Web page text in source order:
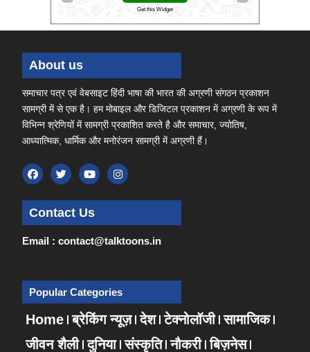
Get this Widget
About us
समाचार पत्र एवं वेबसाइट हिंदी भाषा की भारत की अग्रणी संगठन प्रकाशन
सामग्री में से एक है। हम मोबाइल और डिजिटल प्रकाशन में अग्रणी के रूप में
विभिन्न श्रेणियों में सामग्री प्रकाशित करते है और समाचार, ज्योतिष,
आध्यात्मिक, धार्मिक और मनोरंजन सामग्री में अग्रणी हैं।
Contact Us
Email : contact@talktoons.in
Popular Categories
Home ब्रेकिंग न्यूज़ देश टेक्नोलॉजी सामाजिक
जीवन शैली दुनिया संस्कृति नौकरी बिज़नेस